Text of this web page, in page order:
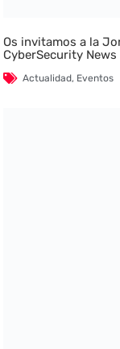
Os invitamos a la
CyberSecurity News
Actualidad, Eventos